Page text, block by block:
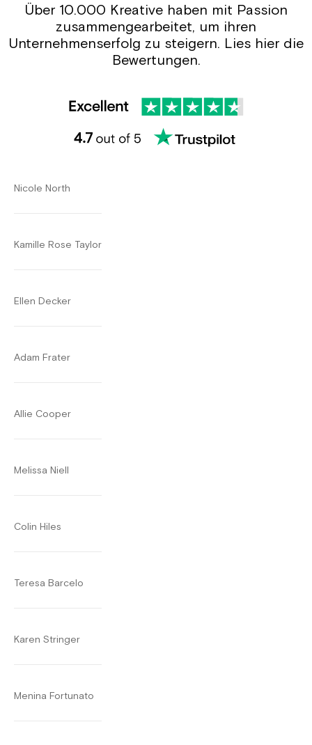
Über 10.000 Kreative haben mit Passion
zusammengearbeitet, um ihren
Unternehmenserfolg zu steigern. Lies hier die
Bewertungen.
Nicole North
Kamille Rose Taylor
Ellen Decker
Adam Frater
Allie Cooper
Melissa Niell
Colin Hiles
Teresa Barcelo
Karen Stringer
Menina Fortunato